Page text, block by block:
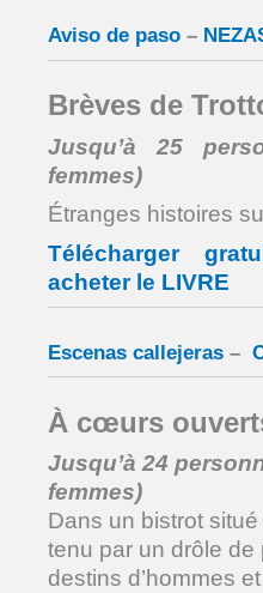
Aviso de paso –
Brèves de
Jusqu’à 25
femmes)
Étranges histoires
Télécharger
acheter le LIVRE
Escenas callejeras –
À cœurs
Jusqu’à 24
femmes)
Dans un bistrot
tenu par un drôle de
destins d’hommes